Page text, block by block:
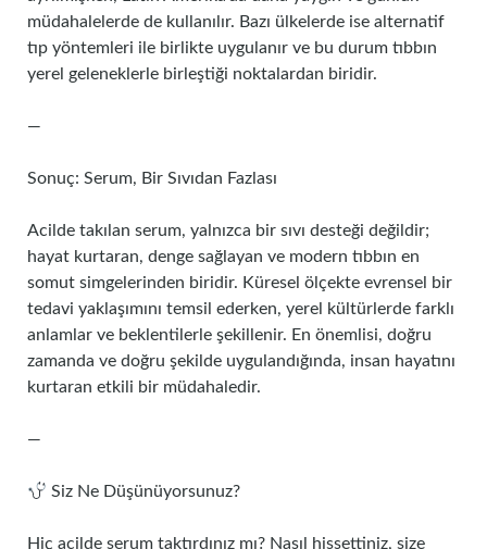
müdahalelerde de kullanılır. Bazı ülkelerde ise alternatif
tıp yöntemleri ile birlikte uygulanır ve bu durum tıbbın
yerel geleneklerle birleştiği noktalardan biridir.
—
Sonuç: Serum, Bir Sıvıdan Fazlası
Acilde takılan serum, yalnızca bir sıvı desteği değildir;
hayat kurtaran, denge sağlayan ve modern tıbbın en
somut simgelerinden biridir. Küresel ölçekte evrensel bir
tedavi yaklaşımını temsil ederken, yerel kültürlerde farklı
anlamlar ve beklentilerle şekillenir. En önemlisi, doğru
zamanda ve doğru şekilde uygulandığında, insan hayatını
kurtaran etkili bir müdahaledir.
—
Siz Ne Düşünüyorsunuz?
Hiç acilde serum taktırdınız mı? Nasıl hissettiniz, size